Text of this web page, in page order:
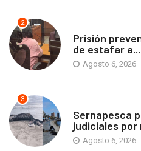
2
Prisión
de estafar a...
Agosto 6, 2026
3
Sernapesca
judiciales por
Agosto 6, 2026